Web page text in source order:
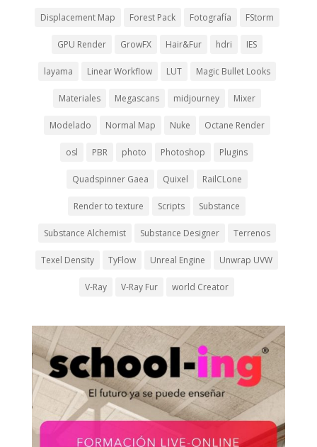
Displacement Map Forest Pack Fotografía FStorm
GPU Render GrowFX Hair&Fur hdri IES
layama Linear Workflow LUT Magic Bullet Looks
Materiales Megascans midjourney Mixer
Modelado Normal Map Nuke Octane Render
osl PBR photo Photoshop Plugins
Quadspinner Gaea Quixel RailCLone
Render to texture Scripts Substance
Substance Alchemist Substance Designer Terrenos
Texel Density TyFlow Unreal Engine Unwrap UVW
V-Ray V-Ray Fur world Creator